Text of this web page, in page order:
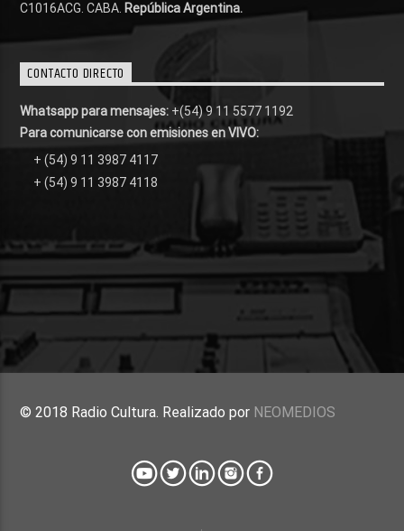
C1016ACG. CABA. República Argentina.
CONTACTO DIRECTO
Whatsapp para mensajes: +(54) 9 11 5577 1192
Para comunicarse con emisiones en VIVO:
+ (54) 9 11 3987 4117
+ (54) 9 11 3987 4118
© 2018 Radio Cultura. Realizado por NEOMEDIOS